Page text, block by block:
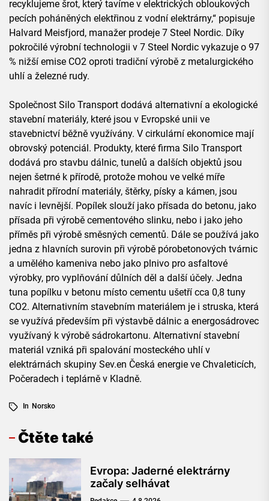
recyklujeme šrot, který tavíme v elektrických obloukových
pecích poháněných elektřinou z vodní elektrárny,“ popisuje
Halvard Meisfjord, manažer prodeje 7 Steel Nordic. Díky
pokročilé výrobní technologii v 7 Steel Nordic vykazuje o 97
% nižší emise CO2 oproti tradiční výrobě z metalurgického
uhlí a železné rudy.
Společnost Silo Transport dodává alternativní a ekologické
stavební materiály, které jsou v Evropské unii ve
stavebnictví běžně využívány. V cirkulární ekonomice mají
obrovský potenciál. Produkty, které firma Silo Transport
dodává pro stavbu dálnic, tunelů a dalších objektů jsou
nejen šetrné k přírodě, protože mohou ve velké míře
nahradit přírodní materiály, štěrky, písky a kámen, jsou
navíc i levnější. Popílek slouží jako přísada do betonu, jako
přísada při výrobě cementového slinku, nebo i jako jeho
příměs při výrobě směsných cementů. Dále se používá jako
jedna z hlavních surovin při výrobě pórobetonových tvárnic
a umělého kameniva nebo jako plnivo pro asfaltové
výrobky, pro vyplňování důlních děl a další účely. Jedna
tuna popílku v betonu místo cementu ušetří cca 0,8 tuny
CO2. Alternativním stavebním materiálem je i struska, která
se využívá především při výstavbě dálnic a energosádrovec
využívaný k výrobě sádrokartonu. Alternativní stavební
materiál vzniká při spalování mosteckého uhlí v
elektrárnách skupiny Sev.en Česká energie ve Chvaleticích,
Počeradech i teplárně v Kladně.
In Norsko
Čtěte také
Evropa: Jaderné elektrárny
začaly selhávat